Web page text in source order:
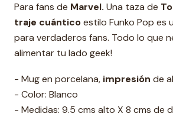
Para fans de Marvel. Una taza de
traje cuánticoestilo Funko Pop es
para verdaderos fans. Todo lo que
alimentar tu lado geek!
- Mug en porcelana, impresión de
- Color: Blanco
- Medidas: 9.5 cms alto X 8 cms de